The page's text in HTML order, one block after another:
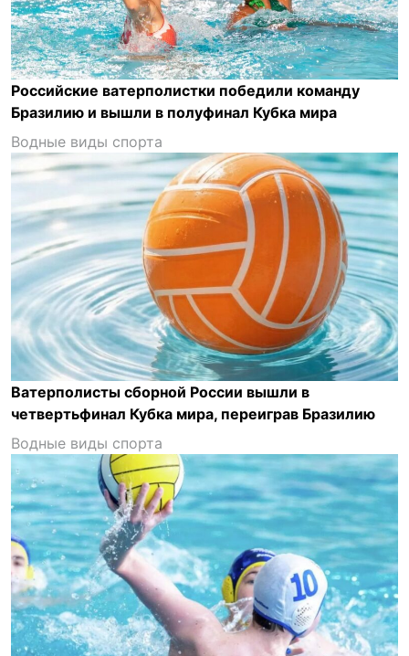
Российские ватерполистки победили команду
Бразилию и вышли в полуфинал Кубка мира
Водные виды спорта
Ватерполисты сборной России вышли в
четвертьфинал Кубка мира, переиграв Бразилию
Водные виды спорта